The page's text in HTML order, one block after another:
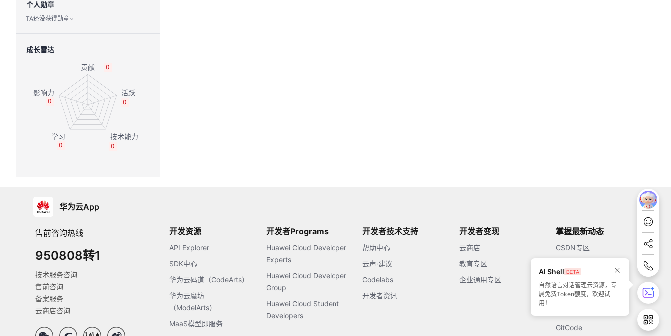
个人勋章
TA还没获得勋章~
成长雷达
0
0
0
0
0
华为云App
售前咨询热线
950808转1
技术服务咨询
售前咨询
备案服务
云商店咨询
开发资源
API Explorer
SDK中心
华为云码道（CodeArts）
华为云魔坊
（ModelArts）
MaaS模型即服务
开发者Programs
Huawei Cloud Developer
Experts
Huawei Cloud Developer
Group
Huawei Cloud Student
Developers
开发者技术支持
帮助中心
云声·建议
Codelabs
开发者资讯
开发者变现
云商店
教育专区
企业通用专区
掌握最新动态
CSDN专区
51CTO
GitCode
AI Shell
自然语言对话管理云资源，专
属免费Token额度，欢迎试
用！